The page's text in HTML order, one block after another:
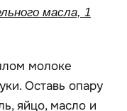
масла, 1
молоке
Оставь опару
яйцо, масло и